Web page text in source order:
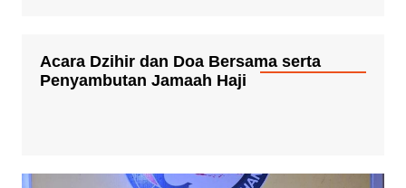
Acara Dzihir dan Doa Bersama serta
Penyambutan Jamaah Haji